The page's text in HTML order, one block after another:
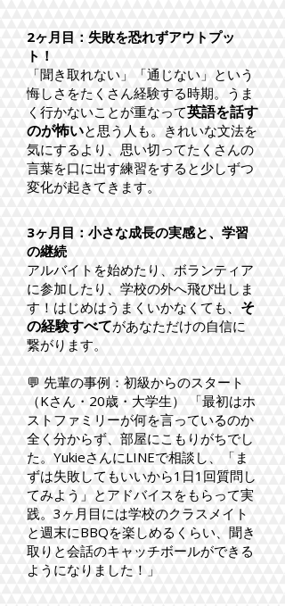
2ヶ月目：失敗を恐れずアウトプッ
ト！
「聞き取れない」「通じない」という
悔しさをたくさん経験する時期。うま
く行かないことが重なって英語を話す
のが怖いと思う人も。きれいな文法を
気にするより、思い切ってたくさんの
言葉を口に出す練習をすると少しずつ
変化が起きてきます。
3ヶ月目：小さな成長の実感と、学習
の継続
アルバイトを始めたり、ボランティア
に参加したり、学校の外へ飛び出しま
す！はじめはうまくいかなくても、 そ
の経験すべてがあなただけの自信に
繋がります。
💬 先輩の事例：初級からのスタート
（Kさん・20歳・大学生） 「最初はホ
ストファミリーが何を言っているのか
全く分からず、部屋にこもりがちでし
た。YukieさんにLINEで相談し、「ま
ずは失敗してもいいから1日1回質問し
てみよう」とアドバイスをもらって実
践。3ヶ月目には学校のクラスメイト
と週末にBBQを楽しめるくらい、聞き
取りと会話のキャッチボールができる
ようになりました！」